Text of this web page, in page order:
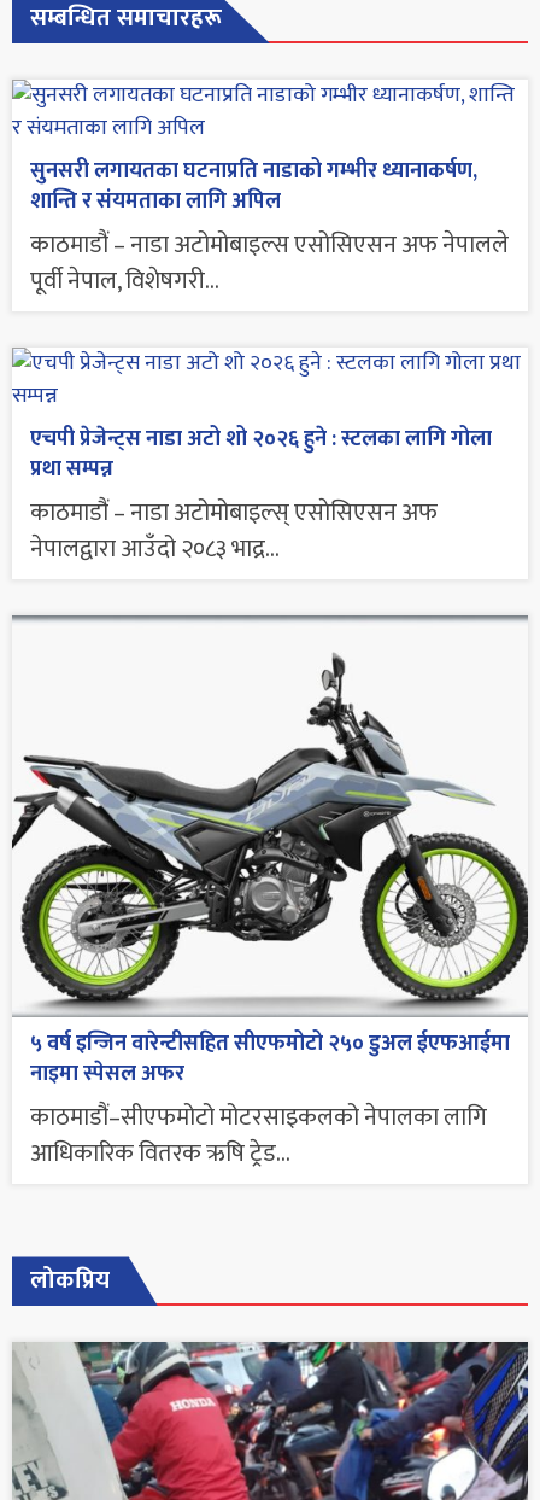
सम्बन्धित समाचारहरू
सुनसरी लगायतका घटनाप्रति नाडाको गम्भीर ध्यानाकर्षण,
शान्ति र संयमताका लागि अपिल
काठमाडौं – नाडा अटोमोबाइल्स एसोसिएसन अफ नेपालले
पूर्वी नेपाल, विशेषगरी...
एचपी प्रेजेन्ट्स नाडा अटो शो २०२६ हुने : स्टलका लागि गोला
प्रथा सम्पन्न
काठमाडौं – नाडा अटोमोबाइल्स् एसाेसिएसन अफ
नेपालद्वारा आउँदो २०८३ भाद्र...
५ वर्ष इन्जिन वारेन्टीसहित सीएफमोटो २५० डुअल ईएफआईमा
नाइमा स्पेसल अफर
काठमाडौं–सीएफमोटो मोटरसाइकलको नेपालका लागि
आधिकारिक वितरक ऋषि ट्रेड...
लोकप्रिय